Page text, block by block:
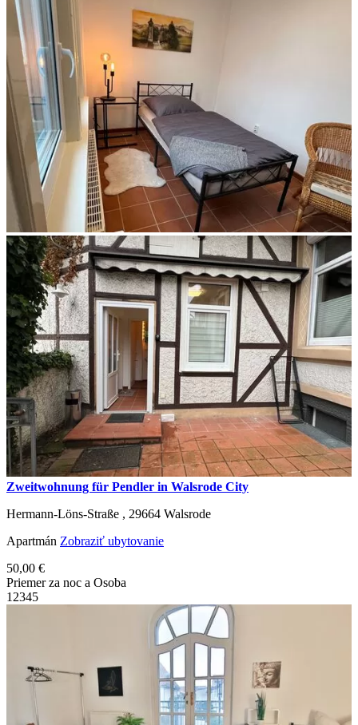
Zweitwohnung für Pendler in Walsrode City
Hermann-Löns-Straße , 29664 Walsrode
Apartmán Zobraziť ubytovanie
50,00 €
Priemer za noc a Osoba
1 2345